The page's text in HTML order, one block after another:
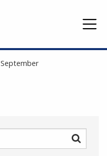
September
Søk